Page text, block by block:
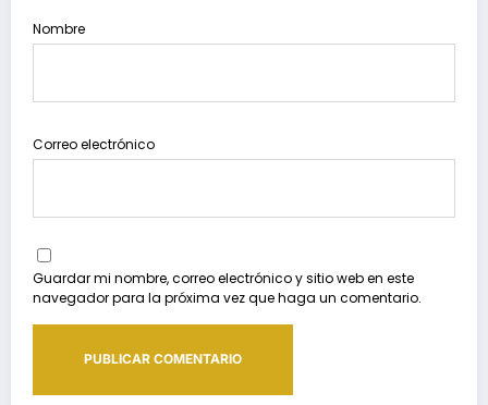
Nombre
Correo electrónico
Guardar mi nombre, correo electrónico y sitio web en este
navegador para la próxima vez que haga un comentario.